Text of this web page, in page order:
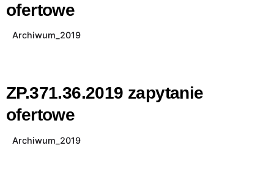
ofertowe
Archiwum_2019
ZP.371.36.2019 zapytanie
ofertowe
Archiwum_2019